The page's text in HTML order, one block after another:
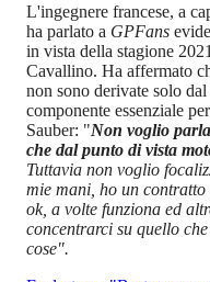
L'ingegnere francese, a
ha parlato a GPFans
in vista della stagione
Cavallino. Ha affermato
non sono derivate solo
componente essenziale
Sauber: "Non voglio
che dal punto di vista
Tuttavia non voglio
mie mani, ho un
ok, a volte funziona ed
concentrarci su quello
cose".